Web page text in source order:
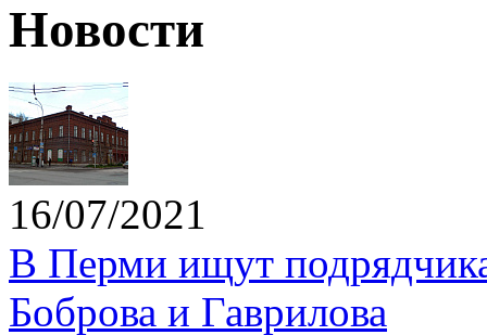
Новости
16/07/2021
В Перми ищут
Боброва и Гаврилова